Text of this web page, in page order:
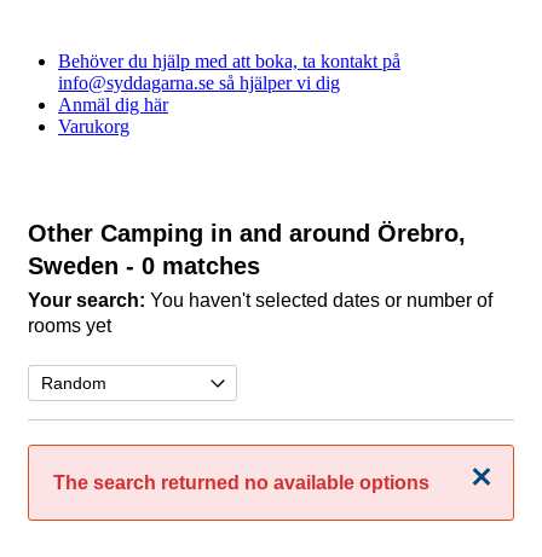
Behöver du hjälp med att boka, ta kontakt på
info@syddagarna.se så hjälper vi dig
Anmäl dig här
Varukorg
Other Camping in and around Örebro,
Sweden - 0 matches
Your search: You haven't selected dates or number of
rooms yet
Close
The search returned no available options